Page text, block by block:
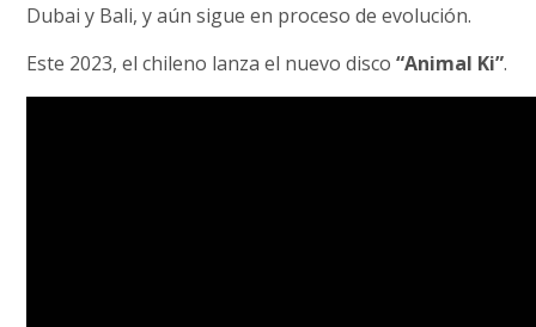
Dubai y Bali, y aún sigue en proceso de evolución.
Este 2023, el chileno lanza el nuevo disco“Animal Ki”.